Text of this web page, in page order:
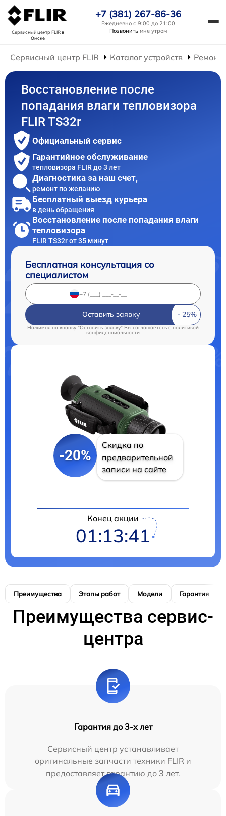
Сервисный центр FLIRв
Омске
+7 (381) 267-86-36
Ежедневно с 9:00 до 21:00
Позвонить мне утром
Сервисный центр FLIR Каталог устройств Ремонт
Восстановление после
попадания влаги тепловизора
FLIR TS32r
Официальный сервис
Гарантийное обслуживание
тепловизора FLIR до 3 лет
Диагностика за наш счет,
ремонт по желанию
Бесплатный выезд курьера
в день обращения
Восстановление после попадания влаги
тепловизора
FLIR TS32r от 35 минут
Бесплатная консультация со
специалистом
Оставить заявку
Нажимая на кнопку "Оставить заявку" Вы соглашаетесь c политикой
конфиденциальности
-20%
Скидка по
предварительной
записи на сайте
Конец акции
01:13:40
Преимущества Этапы работ Модели Гарантия
Преимущества сервис-
центра
Гарантия до 3-х лет
Сервисный центр устанавливает
оригинальные запчасти техники FLIR и
предоставляет гарантию до 3 лет.